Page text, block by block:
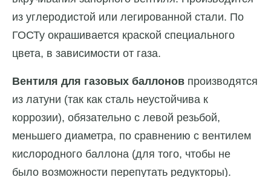
из углеродистой или легированной стали. По
ГОСТу окрашивается краской специального
цвета, в зависимости от газа.
Вентиля для газовых баллонов производятся
из латуни (так как сталь неустойчива к
коррозии), обязательно с левой резьбой,
меньшего диаметра, по сравнению с вентилем
кислородного баллона (для того, чтобы не
было возможности перепутать редукторы).